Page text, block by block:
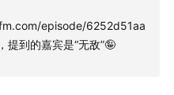
信
司：在几千人面前社死是
富多彩的人——认识到很多互联
的人，在高强度工作压力下，
常精彩ex：吴迪
episode/6252d51aa
到的嘉宾是“无敌”🤪